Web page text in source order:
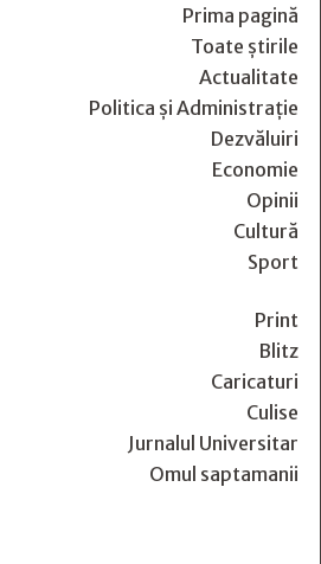
Prima pagină
Toate știrile
Actualitate
Politica și Administrație
Dezvăluiri
Economie
Opinii
Cultură
Sport
Print
Blitz
Caricaturi
Culise
Jurnalul Universitar
Omul saptamanii